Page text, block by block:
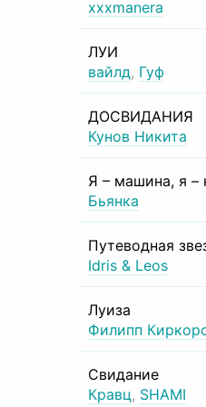
xxxmanera
ЛУИ
вайлд, Гуф
ДОСВИДАНИЯ
Кунов Никита
Я – машина, я –
Бьянка
Путеводная
Idris & Leos
Луиза
Филипп
Свидание
Кравц, SHAMI